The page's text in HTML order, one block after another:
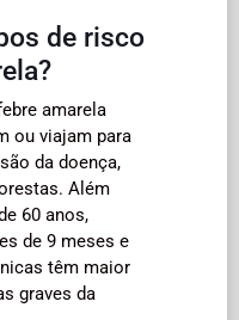
de risco
amarela
ou viajam para
da doença,
Além
60 anos,
de 9 meses e
têm maior
graves da